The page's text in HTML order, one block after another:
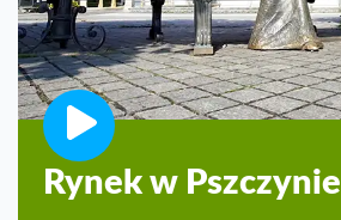
Rynek w Pszczynie